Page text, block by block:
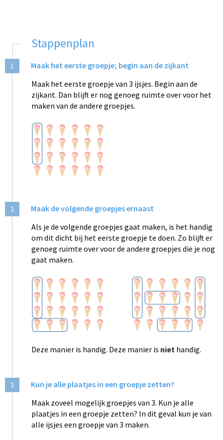
Stappenplan
1
Maak het eerste groepje; begin aan de zijkant
Maak het eerste groepje van 3 ijsjes. Begin aan de
zijkant. Dan blijft er nog genoeg ruimte over voor het
maken van de andere groepjes.
2
Maak de volgende groepjes ernaast
Als je de volgende groepjes gaat maken, is het handig
om dit dicht bij het eerste groepje te doen. Zo blijft er
genoeg ruimte over voor de andere groepjes die je nog
gaat maken.
Deze manier is handig. Deze manier is niet handig.
3
Kun je alle plaatjes in een groepje zetten?
Maak zoveel mogelijk groepjes van 3. Kun je alle
plaatjes in een groepje zetten? In dit geval kun je van
alle ijsjes een groepje van 3 maken.